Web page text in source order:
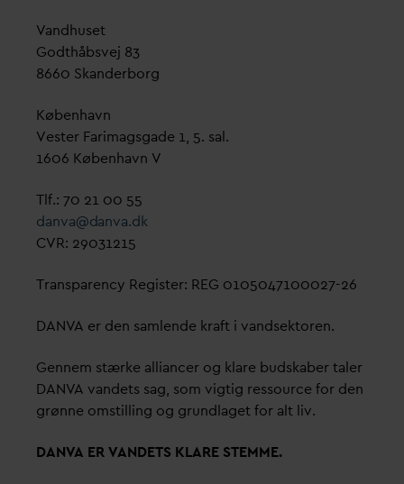
Vandhuset
Godthåbsvej 83
8660 Skanderborg
København
Vester Farimagsgade 1, 5. sal.
1606 København V
Tlf.: 70 21 00 55
danva@danva.dk
CVR: 29031215
Transparency Register: REG 0105047100027-26
DANVA er den samlende kraft i vandsektoren.
Gennem stærke alliancer og klare budskaber taler
DANVA vandets sag, som vigtig ressource for den
grønne omstilling og grundlaget for alt liv.
DANVA ERVANDETS KLARE STEMME.